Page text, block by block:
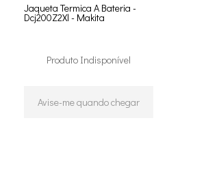
Jaqueta Termica A Bateria -
Dcj200Z2Xl - Makita
Produto Indisponível
Avise-me quando chegar